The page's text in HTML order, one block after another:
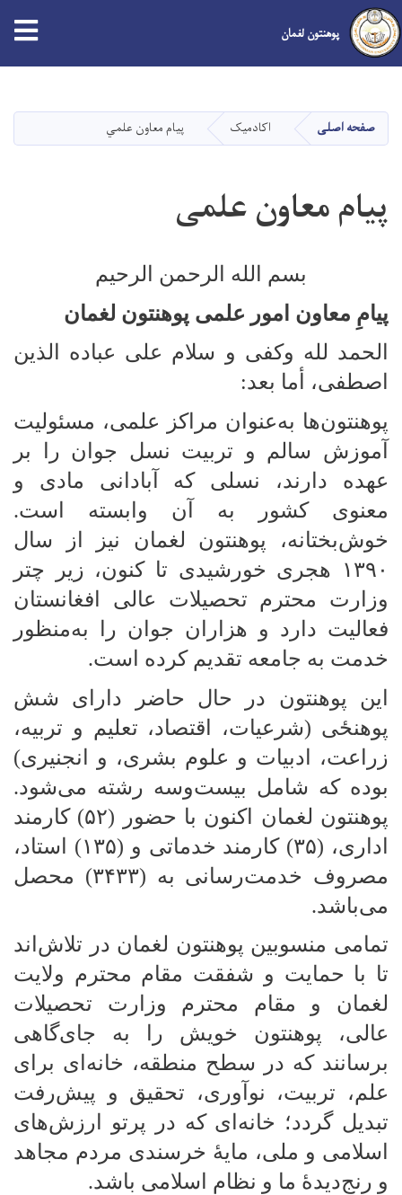
main
content
پوهنتون لغمان
صفحه اصلی اکادمیک پیام معاون علمي
پیام معاون علمی
بسم الله الرحمن الرحیم
پیامِ معاون امور علمی پوهنتون لغمان
الحمد لله وکفی و سلام علی عباده الذین
اصطفی، أما بعد:
پوهنتون‌ها به‌عنوان مراکز علمی، مسئولیت
آموزش سالم و تربیت نسل جوان را بر
عهده دارند، نسلی که آبادانی مادی و
معنوی کشور به آن وابسته است.
خوش‌بختانه، پوهنتون لغمان نیز از سال
۱۳۹۰ هجری خورشیدی تا کنون، زیر چتر
وزارت محترم تحصیلات عالی افغانستان
فعالیت دارد و هزاران جوان را به‌منظور
خدمت به جامعه تقدیم کرده است.
این پوهنتون در حال حاضر دارای شش
پوهنځی (شرعیات، اقتصاد، تعلیم و تربیه،
زراعت، ادبیات و علوم بشری، و انجنیری)
بوده که شامل بیست‌وسه رشته می‌شود.
پوهنتون لغمان اکنون با حضور (۵۲) کارمند
اداری، (۳۵) کارمند خدماتی و (۱۳۵) استاد،
مصروف خدمت‌رسانی به (۳۴۳۳) محصل
می‌باشد.
تمامی منسوبین پوهنتون لغمان در تلاش‌اند
تا با حمایت و شفقت مقام محترم ولایت
لغمان و مقام محترم وزارت تحصیلات
عالی، پوهنتون خویش را به جای‌گاهی
برسانند که در سطح منطقه، خانه‌ای برای
علم، تربیت، نوآوری، تحقیق و پیش‌رفت
تبدیل گردد؛ خانه‌ای که در پرتو ارزش‌های
اسلامی و ملی، مایهٔ خرسندی مردم مجاهد
و رنج‌دیدهٔ ما و نظام اسلامی باشد.